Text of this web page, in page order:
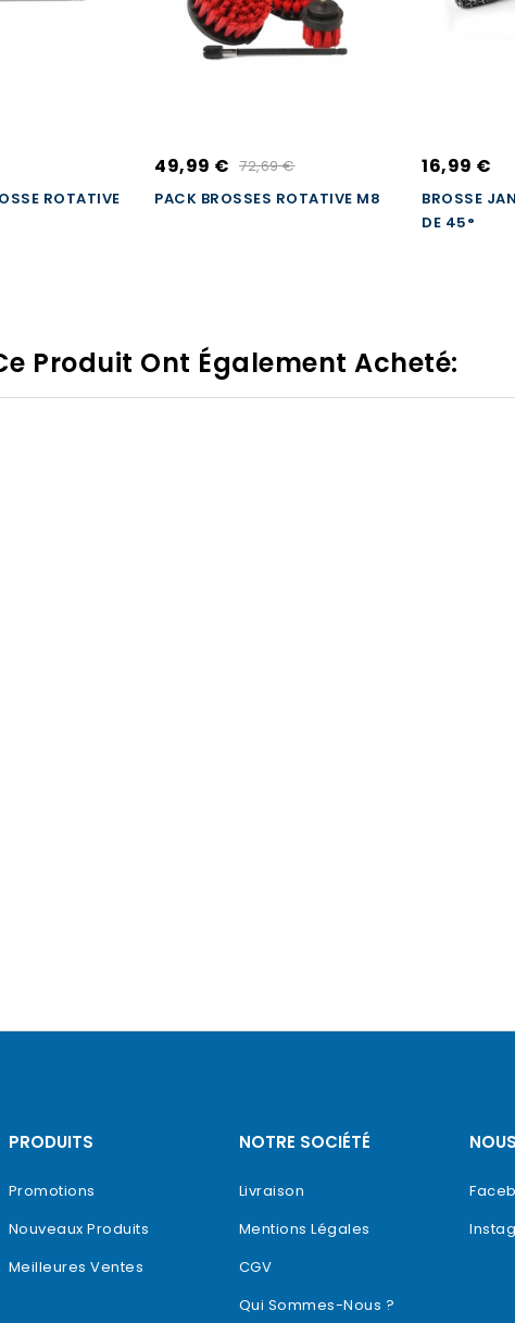
ROTATIVE
49,99 € 72,69 €
PACK BROSSES ROTATIVE M8
16,99 €
BROSSE
DE 45°
Produit Ont Également Acheté:
PRODUITS
Promotions
Nouveaux Produits
Meilleures Ventes
NOTRE SOCIÉTÉ
Livraison
Mentions Légales
CGV
Qui Sommes-Nous ?